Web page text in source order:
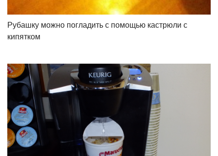
Рубашку можно погладить с помощью кастрюли с
кипятком